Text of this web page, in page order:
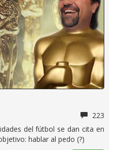
223
del fútbol se dan cita en
hablar al pedo (?)